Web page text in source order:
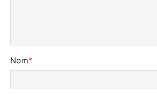
Nom*